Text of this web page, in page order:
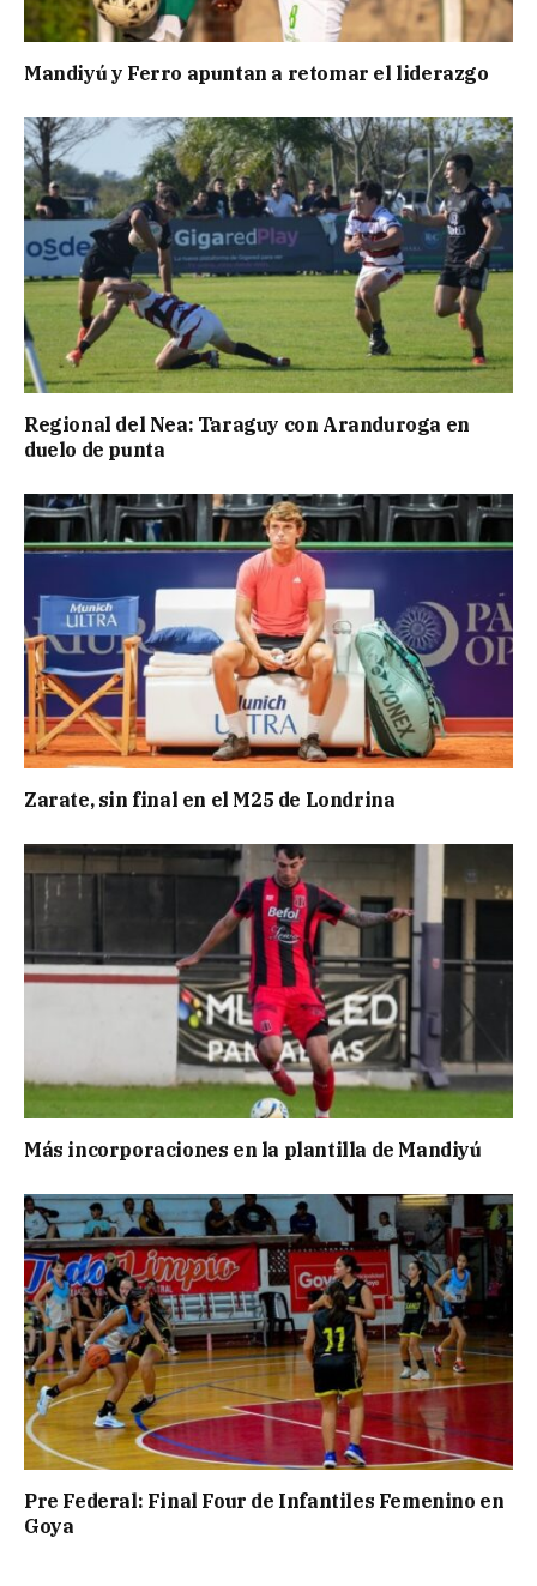
Mandiyú y Ferro apuntan a retomar el liderazgo
Regional del Nea: Taraguy con Aranduroga en
duelo de punta
Zarate, sin final en el M25 de Londrina
Más incorporaciones en la plantilla de Mandiyú
Pre Federal: Final Four de Infantiles Femenino en
Goya